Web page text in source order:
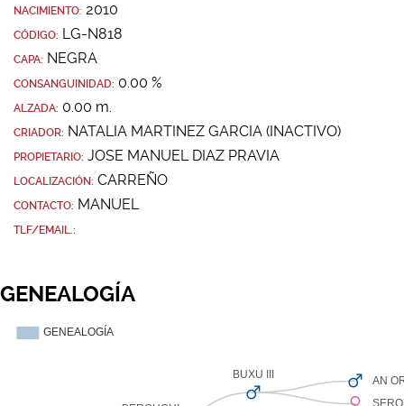
NACIMIENTO: 2010
CÓDIGO: LG-N818
CAPA: NEGRA
CONSANGUINIDAD: 0.00 %
ALZADA: 0.00 m.
CRIADOR: NATALIA MARTINEZ GARCIA (INACTIVO)
PROPIETARIO: JOSE MANUEL DIAZ PRAVIA
LOCALIZACIÓN: CARREÑO
CONTACTO: MANUEL
TLF/EMAIL.:
GENEALOGÍA